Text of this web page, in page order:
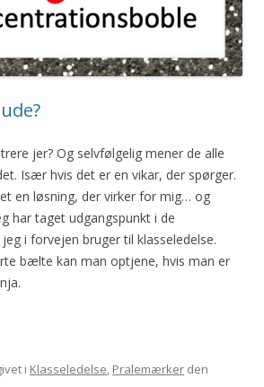
jer? Og selvfølgelig mener de alle
Især hvis det er en vikar, der spørger.
en løsning, der virker for mig… og
har taget udgangspunkt i de
i forvejen bruger til klasseledelse.
bælte kan man optjene, hvis man er
i Klasseledelse, Pralemærker den